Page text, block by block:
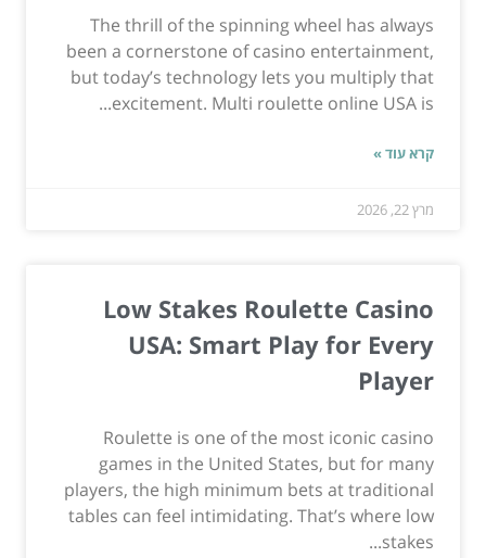
The thrill of the spinning wheel has always
been a cornerstone of casino entertainment,
but today’s technology lets you multiply that
excitement. Multi roulette online USA is...
קרא עוד »
מרץ 22, 2026
Low Stakes Roulette Casino
USA: Smart Play for Every
Player
Roulette is one of the most iconic casino
games in the United States, but for many
players, the high minimum bets at traditional
tables can feel intimidating. That’s where low
stakes...